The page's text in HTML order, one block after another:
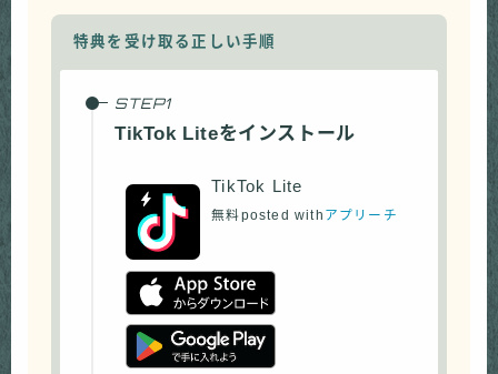
特典を受け取る正しい手順
TikTok Liteをインストール
TikTok Lite
無料posted with アプリーチ